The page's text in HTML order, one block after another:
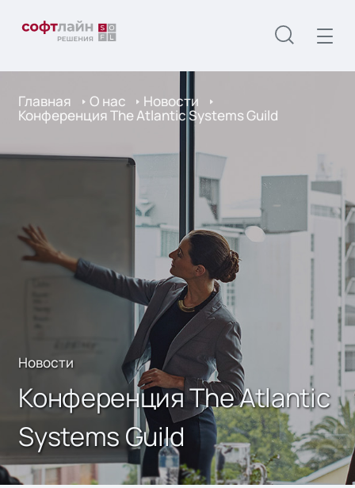
Главная О нас Новости
Конференция The Atlantic Systems Guild
Новости
Конференция The Atlantic
Systems Guild